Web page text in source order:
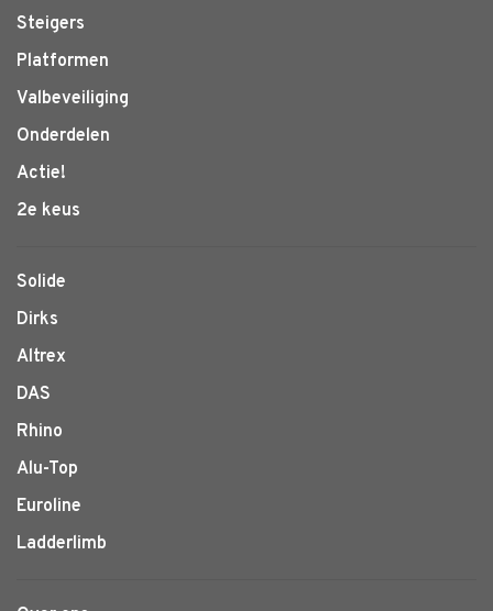
Steigers
Platformen
Valbeveiliging
Onderdelen
Actie!
2e keus
Solide
Dirks
Altrex
DAS
Rhino
Alu-Top
Euroline
Ladderlimb